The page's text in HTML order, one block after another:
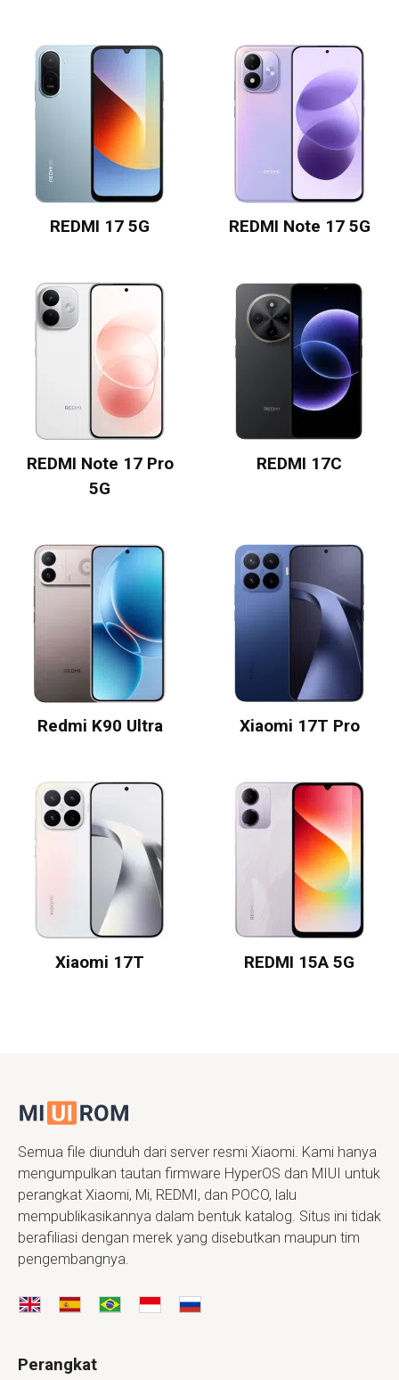
REDMI 17 5G REDMI Note 17 5G
REDMI Note 17 Pro
5G
REDMI 17C
Redmi K90 Ultra Xiaomi 17T Pro
Xiaomi 17T REDMI 15A 5G
Semua file diunduh dari server resmi Xiaomi. Kami hanya
mengumpulkan tautan firmware HyperOS dan MIUI untuk
perangkat Xiaomi, Mi, REDMI, dan POCO, lalu
mempublikasikannya dalam bentuk katalog. Situs ini tidak
berafiliasi dengan merek yang disebutkan maupun tim
pengembangnya.
Perangkat